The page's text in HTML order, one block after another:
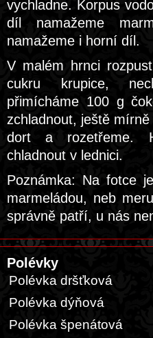
vychladne. Korpus
díl namažeme
namažeme i horní díl.
V malém hrnci
cukru krupice,
přimícháme 100 g
zchladnout, ještě
dort a rozetřeme.
chladnout v lednici.
Poznámka: Na fotce
marmeládou, neb
správně patří, u nás
Polévky
Polévka dršťková
Polévka dýňová
Polévka špenátová